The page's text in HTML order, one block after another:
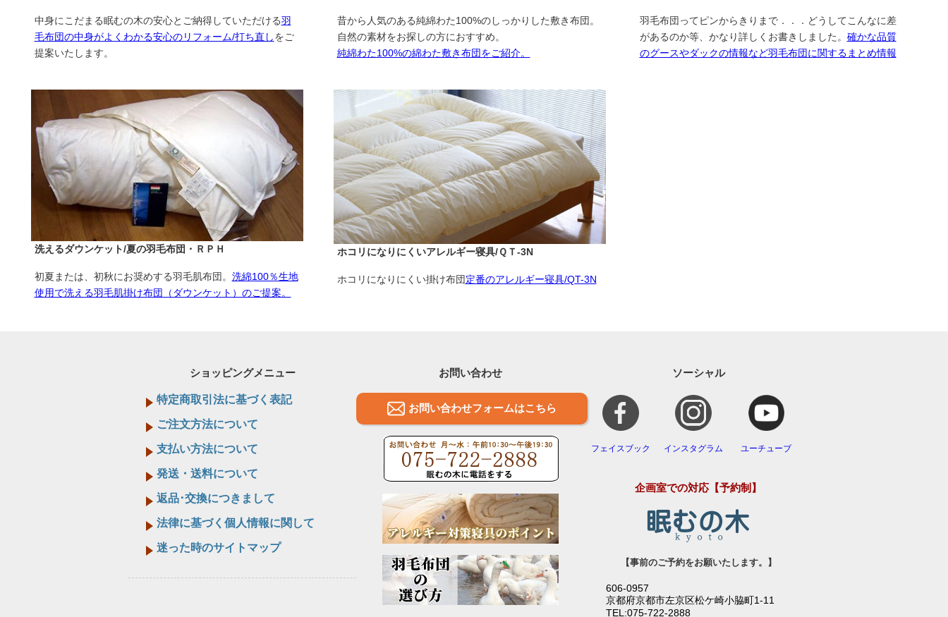
中身にこだまる眠むの木の安心とご納得していただける羽
毛布団の中身がよくわかる安心のリフォーム/打ち直しをご
提案いたします。
昔から人気のある純綿わた100%のしっかりした敷き布団。
自然の素材をお探しの方におすすめ。
純綿わた100%の綿わた敷き布団をご紹介。
羽毛布団ってピンからきりまで．．．どうしてこんなに差
があるのか等、かなり詳しくお書きしました。 確かな品質
のグースやダックの情報など羽毛布団に関するまとめ情報
洗えるダウンケット/夏の羽毛布団・ＲＰＨ
初夏または、初秋にお奨めする羽毛肌布団。 洗綿100％生地
使用で洗える羽毛肌掛け布団（ダウンケット）のご提案。
ホコリになりにくいアレルギー寝具/ＱＴ-3N
ホコリになりにくい掛け布団定番のアレルギー寝具/QT-3N
ショッピングメニュー
特定商取引法に基づく表記
ご注文方法について
支払い方法について
発送・送料について
返品･交換につきまして
法律に基づく個人情報に関して
迷った時のサイトマップ
お問い合わせ
お問い合わせフォームはこちら
ソーシャル
フェイスブック インスタグラム ユーチューブ
企画室での対応【予約制】
【事前のご予約をお願いたします。】
606-0957
京都府京都市左京区松ケ崎小脇町1-11
TEL:075-722-2888